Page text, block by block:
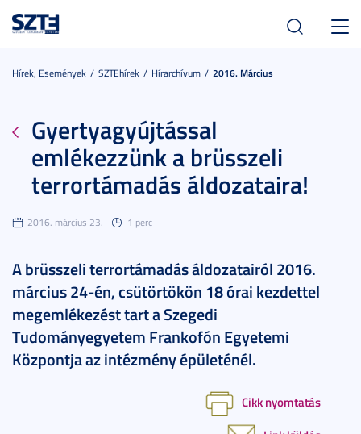
Hírek, Események SZTEhírek Hírarchívum 2016. Március
Gyertyagyújtással
emlékezzünk a brüsszeli
terrortámadás áldozataira!
2016. március 23. 1 perc
A brüsszeli terrortámadás áldozatairól 2016.
március 24-én, csütörtökön 18 órai kezdettel
megemlékezést tart a Szegedi
Tudományegyetem Frankofón Egyetemi
Központja az intézmény épületénél.
Cikk nyomtatás